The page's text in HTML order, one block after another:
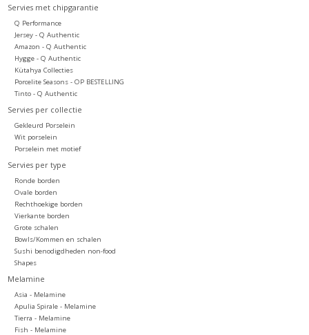
Servies met chipgarantie
Q Performance
Jersey - Q Authentic
Amazon - Q Authentic
Hygge - Q Authentic
Kütahya Collecties
Porcelite Seasons - OP BESTELLING
Tinto - Q Authentic
Servies per collectie
Gekleurd Porselein
Wit porselein
Porselein met motief
Servies per type
Ronde borden
Ovale borden
Rechthoekige borden
Vierkante borden
Grote schalen
Bowls/Kommen en schalen
Sushi benodigdheden non-food
Shapes
Melamine
Asia - Melamine
Apulia Spirale - Melamine
Tierra - Melamine
Fish - Melamine